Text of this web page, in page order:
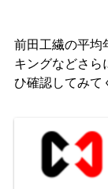
前田工繊の平均
キングなどさら
ひ確認してみて